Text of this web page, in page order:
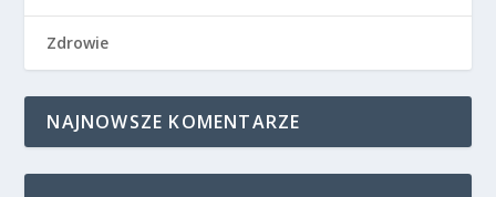
Zdrowie
NAJNOWSZE KOMENTARZE